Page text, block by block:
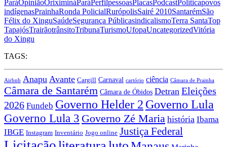
ParáOpiniãoOriximináParáPerfilpessoasPlacasPodcastPolíticapovos
indígenasPrainhaRonda PolicialRurópolisSairé 2010SantarémSão
Félix do XinguSaúdeSegurança PúblicasindicalismoTerra SantaTop
TapajósTrairãotrânsitoTribunaTurismoUfopaUncategorizedVitória
do Xingu
TAGS:
Airbnb Anapu Avante Cargill Carnaval cartório ciência Câmara de Prainha
Câmara de Santarém Câmara de Óbidos Detran Eleições
2026 Fundeb Governo Helder 2 Governo Lula
Governo Lula 3 Governo Zé Maria história Ibama
IBGE Instagram Inventário Jogo online Justiça Federal